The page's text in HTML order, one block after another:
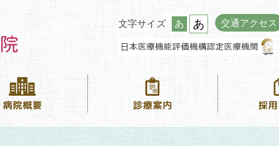
文字サイズ あ あ 交通アクセス